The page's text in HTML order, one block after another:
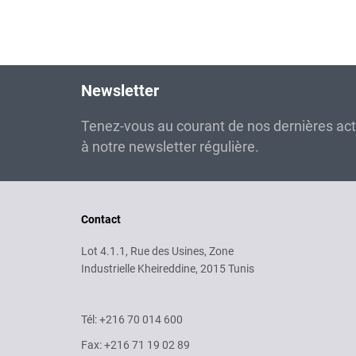
Newsletter
Tenez-vous au courant de nos dernières
à notre newsletter régulière.
Contact
Lot 4.1.1, Rue des Usines, Zone
Industrielle Kheireddine, 2015 Tunis
Tél: +216 70 014 600
Fax: +216 71 19 02 89